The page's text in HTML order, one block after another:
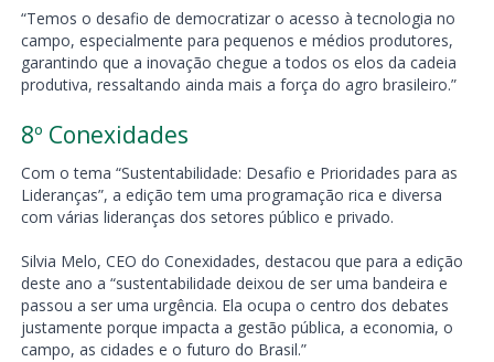
“Temos o desafio de democratizar o acesso à tecnologia no
campo, especialmente para pequenos e médios produtores,
garantindo que a inovação chegue a todos os elos da cadeia
produtiva, ressaltando ainda mais a força do agro brasileiro.”
8º Conexidades
Com o tema “Sustentabilidade: Desafio e Prioridades para as
Lideranças”, a edição tem uma programação rica e diversa
com várias lideranças dos setores público e privado.
Silvia Melo, CEO do Conexidades, destacou que para a edição
deste ano a “sustentabilidade deixou de ser uma bandeira e
passou a ser uma urgência. Ela ocupa o centro dos debates
justamente porque impacta a gestão pública, a economia, o
campo, as cidades e o futuro do Brasil.”